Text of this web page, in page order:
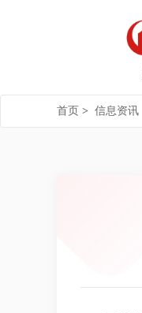
首页 > 信息资讯